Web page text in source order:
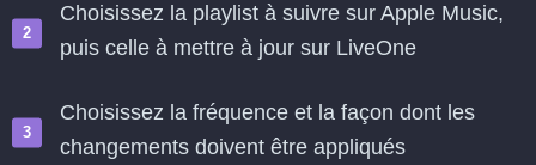
Choisissez la playlist à suivre sur Apple Music,
puis celle à mettre à jour sur LiveOne
Choisissez la fréquence et la façon dont les
changements doivent être appliqués